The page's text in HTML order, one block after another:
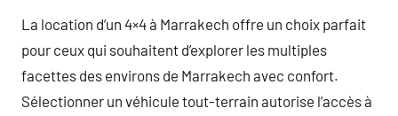
La location d’un 4×4 à Marrakech offre un choix parfait
pour ceux qui souhaitent d’explorer les multiples
facettes des environs de Marrakech avec confort.
Sélectionner un véhicule tout-terrain autorise l’accès à